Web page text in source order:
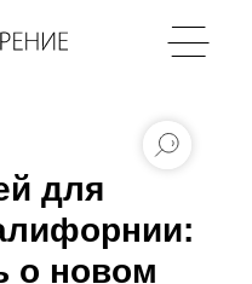
для
о новом